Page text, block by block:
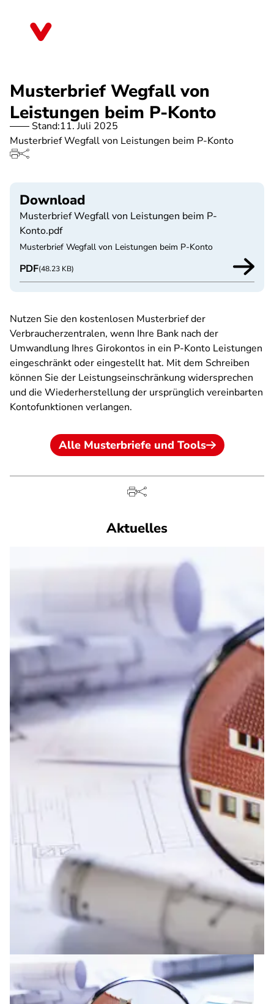
Musterbrief Wegfall von
Leistungen beim P-Konto
Stand:11. Juli 2025
Musterbrief Wegfall von Leistungen beim P-Konto
Download
Musterbrief Wegfall von Leistungen beim P-
Konto.pdf
Musterbrief Wegfall von Leistungen beim P-Konto
PDF(48.23 KB)
Nutzen Sie den kostenlosen Musterbrief der
Verbraucherzentralen, wenn Ihre Bank nach der
Umwandlung Ihres Girokontos in ein P-Konto Leistungen
eingeschränkt oder eingestellt hat. Mit dem Schreiben
können Sie der Leistungseinschränkung widersprechen
und die Wiederherstellung der ursprünglich vereinbarten
Kontofunktionen verlangen.
Alle Musterbriefe und Tools
Aktuelles